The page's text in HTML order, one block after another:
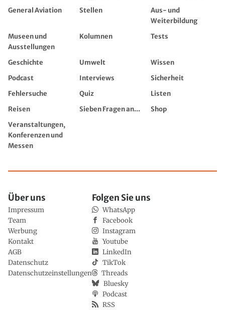
General Aviation
Stellen
Aus- und
Weiterbildung
Museen und
Ausstellungen
Kolumnen Tests
Geschichte Umwelt
Wissen
Podcast
Interviews
Sicherheit
Fehlersuche
Quiz
Listen
Reisen
Sieben Fragen an...
Shop
Veranstaltungen,
Konferenzen und
Messen
Über uns
Impressum
Team
Werbung
Kontakt
AGB
Datenschutz
Datenschutzeinstellungen
Folgen Sie uns
WhatsApp
Facebook
Instagram
Youtube
LinkedIn
TikTok
Threads
Bluesky
Podcast
RSS